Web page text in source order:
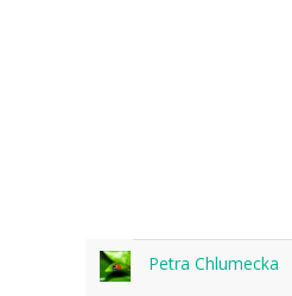
Petra Chlumecka